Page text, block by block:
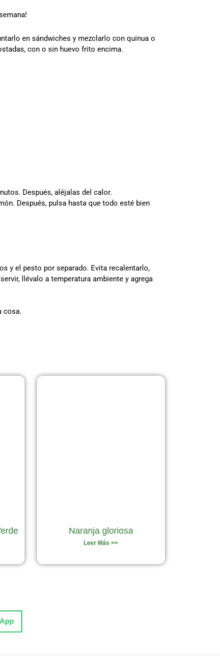
en sándwiches y mezclarlo con quinua o
con o sin huevo frito encima.
Después, aléjalas del calor.
Después, pulsa hasta que todo esté bien
y el pesto por separado. Evita recalentarlo,
llévalo a temperatura ambiente y agrega
cosa.
Naranja gloriosa
Leer Más >>